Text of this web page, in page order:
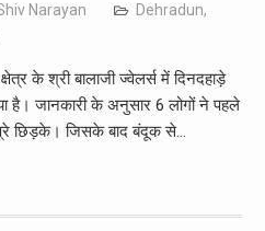
Narayan Dehradun,
क्षेत्र के श्री बालाजी ज्वेलर्स में दिनदहाड़े
है। जानकारी के अनुसार 6 लोगों ने पहले
छिड़के। जिसके बाद बंदूक से…